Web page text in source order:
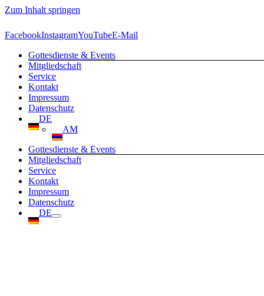
Zum Inhalt springen
FacebookInstagramYouTubeE-Mail
Gottesdienste & Events
Mitgliedschaft
Service
Kontakt
Impressum
Datenschutz
DE
AM
Gottesdienste & Events
Mitgliedschaft
Service
Kontakt
Impressum
Datenschutz
DE